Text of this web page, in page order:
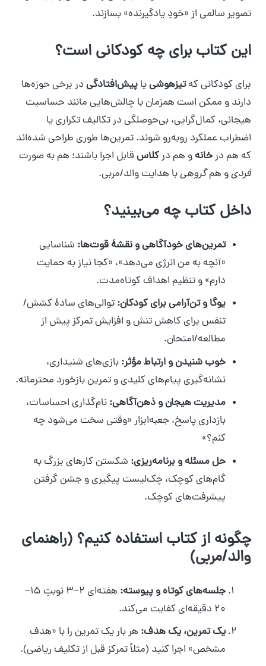
تصویر سالمی از «خودِ یادگیرنده» بسازند.
این کتاب برای چه کودکانی است؟
برای کودکانی کهتیزهوشییاپیش‌افتادگیدر برخی حوزه‌ها
دارند و ممکن است همزمان با چالش‌هایی مانند حساسیت
هیجانی، کمال‌گرایی، بی‌حوصلگی در تکالیف تکراری یا
اضطراب عملکرد روبه‌رو شوند. تمرین‌ها طوری طراحی شده‌اند
که هم درخانهو هم درکلاسقابل اجرا باشند؛ هم به صورت
فردیو همگروهیبا هدایت والد/مربی.
داخل کتاب چه می‌بینید؟
تمرین‌های خودآگاهی و نقشهٔ قوت‌ها: شناسایی
«آنچه به من انرژی می‌دهد»، «کجا نیاز به حمایت
دارم» و تنظیم اهداف کوتاه‌مدت.
یوگا و تن‌آرامی برای کودکان:توالی‌های سادهٔ کشش/
تنفس برای کاهش تنش و افزایش تمرکز پیش از
مطالعه/امتحان.
خوب شنیدن و ارتباط مؤثر:بازی‌های شنیداری،
نشانه‌گیری پیام‌های کلیدی و تمرین بازخورد محترمانه.
مدیریت هیجان و ذهن‌آگاهی:نام‌گذاری احساسات،
بازداری پاسخ، جعبه‌ابزار «وقتی سخت می‌شود چه
کنم؟»
حل مسئله و برنامه‌ریزی: شکستن کارهای بزرگ به
گام‌های کوچک، چک‌لیست پیگیری و جشن گرفتن
پیشرفت‌های کوچک.
چگونه از کتاب استفاده کنیم؟ (راهنمای
والد/مربی)
جلسه‌های کوتاه و پیوسته:
هفته‌ای ۲–۳ نوبتِ ۱۵–
۲۰ دقیقه‌ای کفایت می‌کند.
یک تمرین، یک هدف: هر بار یک تمرین را با «هدف
مشخص» اجرا کنید (مثلاً تمرکز قبل از تکلیف ریاضی).